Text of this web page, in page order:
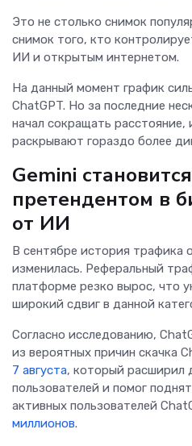
Это не столько снимок
снимок того, кто
ИИ и открытым интернетом.
На данный момент график
ChatGPT. Но за последние
начал сокращать расстояние,
раскрывают гораздо более
Gemini
претендентом в
от ИИ
В сентябре история трафика
изменилась. Реферальный
платформе резко вырос, что
широкий сдвиг в данной
Согласно исследованию,
из вероятных причин скачка
7 августа, который расширил
пользователей и помог
активных пользователей
миллионов.